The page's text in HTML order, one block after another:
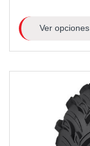
Ver opciones